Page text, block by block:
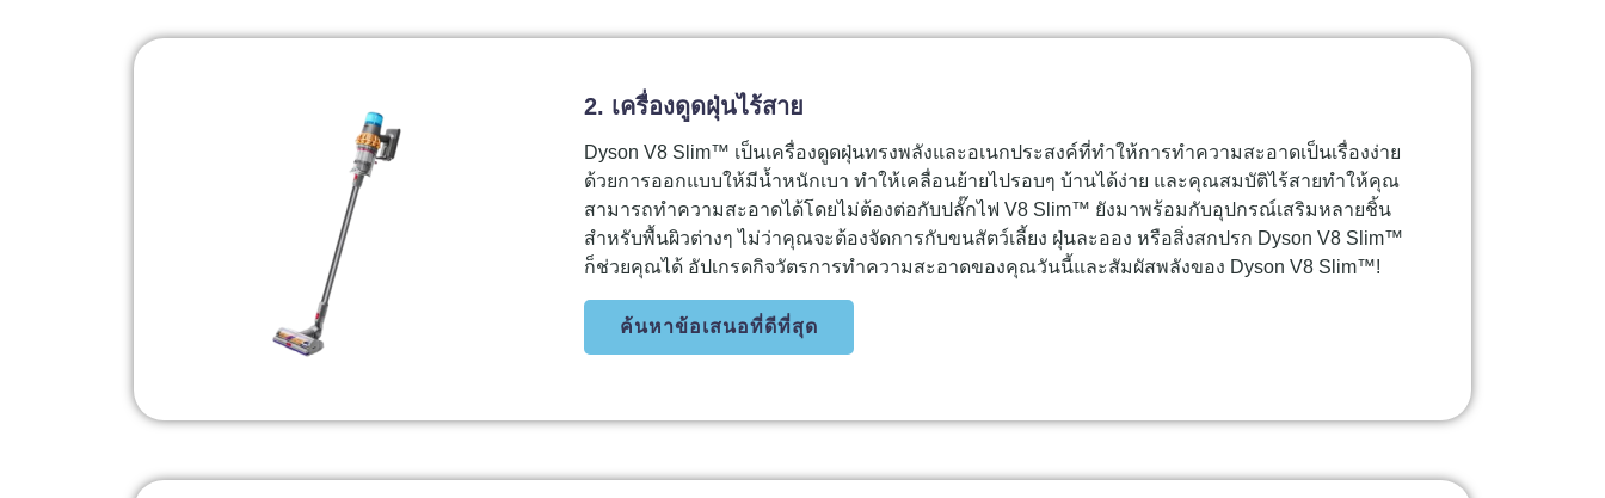
2. เครื่องดูดฝุ่นไร้สาย
Dyson V8 Slim™ เป็นเครื่องดูดฝุ่นทรงพลังและอเนกประสงค์ที่ทำให้การทำความสะอาดเป็นเรื่องง่าย
ด้วยการออกแบบให้มีน้ำหนักเบา ทำให้เคลื่อนย้ายไปรอบๆ บ้านได้ง่าย และคุณสมบัติไร้สายทำให้คุณ
สามารถทำความสะอาดได้โดยไม่ต้องต่อกับปลั๊กไฟ V8 Slim™ ยังมาพร้อมกับอุปกรณ์เสริมหลายชิ้น
สำหรับพื้นผิวต่างๆ ไม่ว่าคุณจะต้องจัดการกับขนสัตว์เลี้ยง ฝุ่นละออง หรือสิ่งสกปรก Dyson V8 Slim™
ก็ช่วยคุณได้ อัปเกรดกิจวัตรการทำความสะอาดของคุณวันนี้และสัมผัสพลังของ Dyson V8 Slim™!
ค้นหาข้อเสนอที่ดีที่สุด